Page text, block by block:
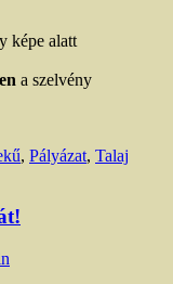
képe alatt
a szelvény
, Pályázat, Talaj